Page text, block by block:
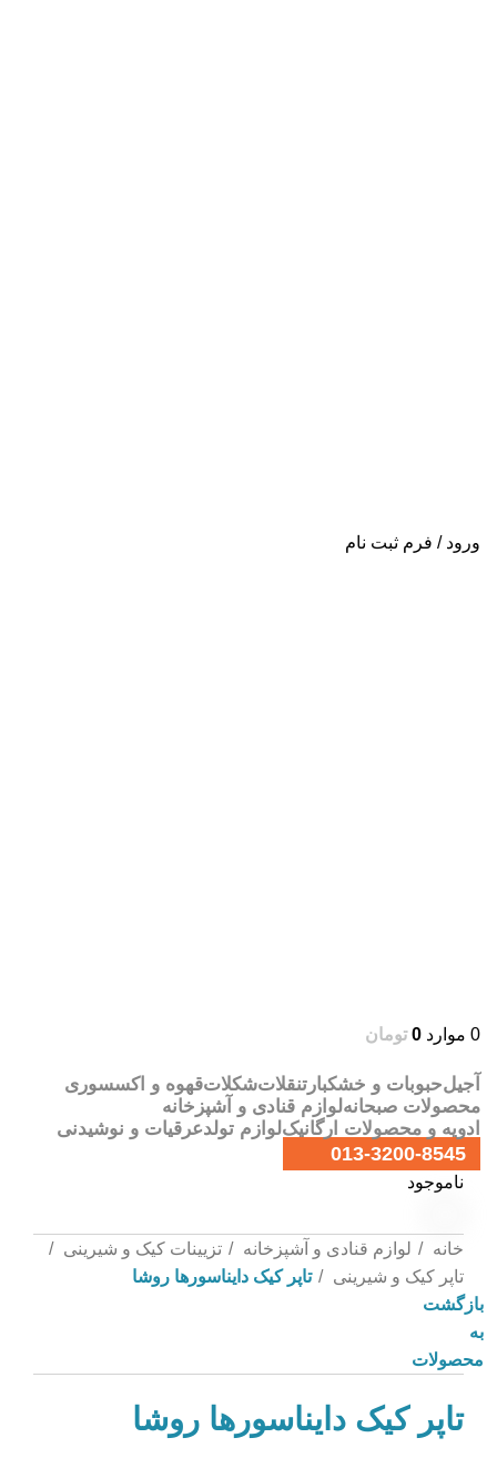
ورود / فرم ثبت نام
0 موارد 0 تومان
آجیلحبوبات و خشکبار تنقلاتشکلاتقهوه و اکسسوری
محصولات صبحانهلوازم قنادی و آشپزخانه
ادویه و محصولات ارگانیکلوازم تولدعرقیات و نوشیدنی
013-3200-8545
ناموجود
خانه لوازم قنادی و آشپزخانه
تزیینات کیک و شیرینی
تاپر کیک و شیرینی
تاپر کیک دایناسورها روشا
بازگشت
به
محصولات
تاپر کیک دایناسورها روشا